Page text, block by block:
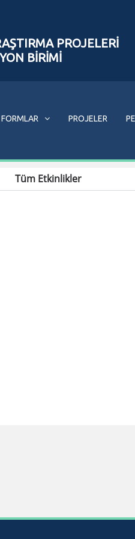
PROJELERİ
BİRİMİ
FORMLAR PROJELER
Tüm Etkinlikler